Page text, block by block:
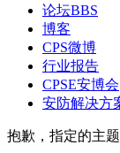
论坛BBS
博客
CPS微博
行业报告
CPSE安博会
安防解决方
抱歉，指定的主